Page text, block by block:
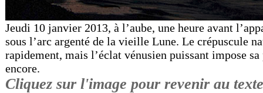
Jeudi 10 janvier 2013, à l’aube, une heure avant
sous l’arc argenté de la vieille Lune. Le crépuscule
rapidement, mais l’éclat vénusien puissant impose
encore.
Cliquez sur l'image pour revenir au